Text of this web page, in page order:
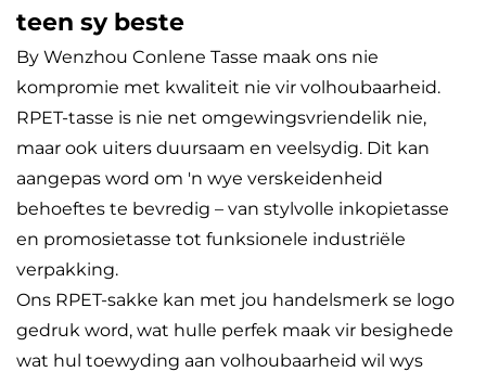
teen sy beste
By Wenzhou Conlene Tasse maak ons nie
kompromie met kwaliteit nie vir volhoubaarheid.
RPET-tasse is nie net omgewingsvriendelik nie,
maar ook uiters duursaam en veelsydig. Dit kan
aangepas word om 'n wye verskeidenheid
behoeftes te bevredig – van stylvolle inkopietasse
en promosietasse tot funksionele industriële
verpakking.
Ons RPET-sakke kan met jou handelsmerk se logo
gedruk word, wat hulle perfek maak vir besighede
wat hul toewyding aan volhoubaarheid wil wys